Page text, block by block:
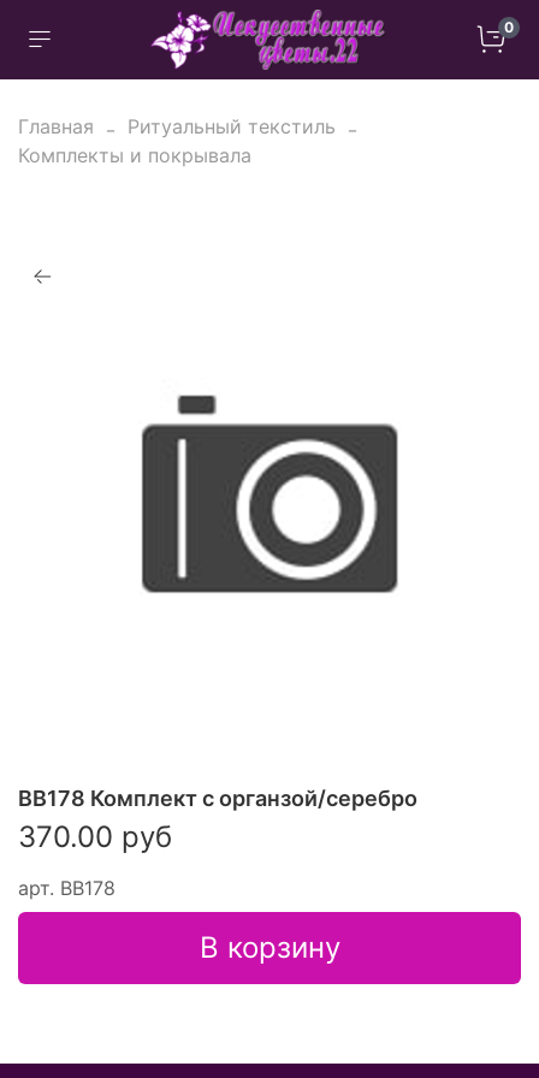
0
Главная
Ритуальный текстиль
Комплекты и покрывала
арт. ВВ178
ВВ178 Комплект с органзой/серебро
370.00 руб
В корзину